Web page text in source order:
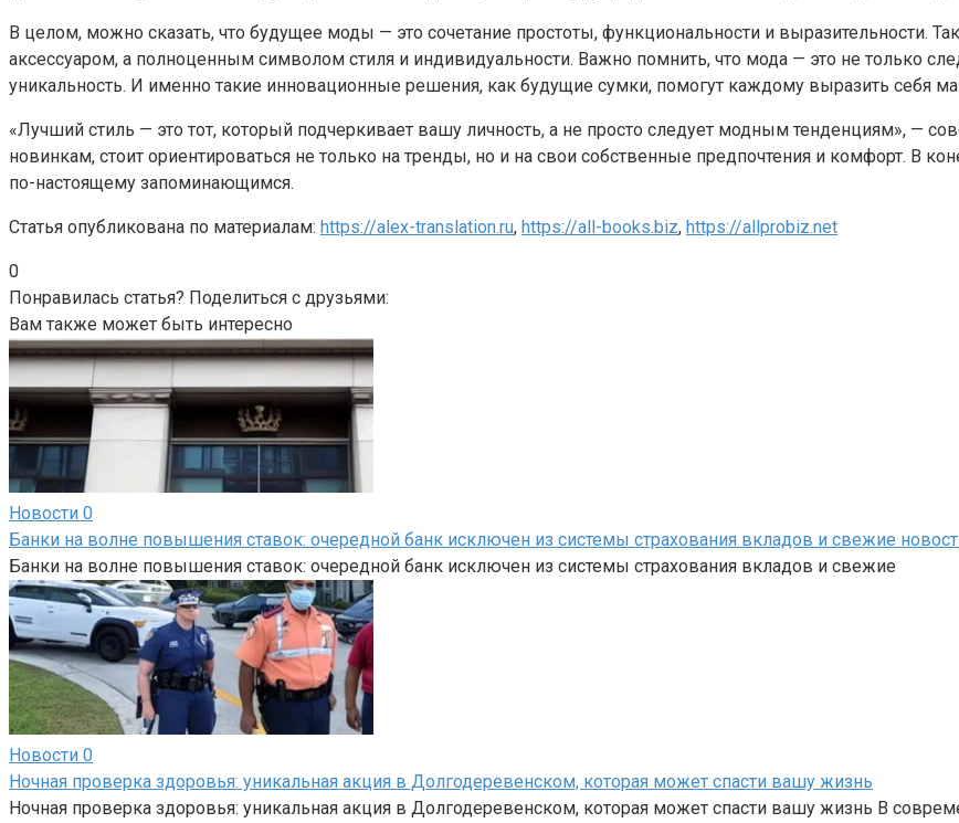
В целом, можно сказать, что будущее моды — это сочетание простоты, функциональности и выразительности.
аксессуаром, а полноценным символом стиля и индивидуальности. Важно помнить, что мода — это не только
уникальность. И именно такие инновационные решения, как будущие сумки, помогут каждому выразить себя
«Лучший стиль — это тот, который подчеркивает вашу личность, а не просто следует модным тенденциям», —
новинкам, стоит ориентироваться не только на тренды, но и на свои собственные предпочтения и комфорт. В
по-настоящему запоминающимся.
Статья опубликована по материалам: https://alex-translation.ru, https://all-books.biz, https://allprobiz.net
0
Понравилась статья? Поделиться с друзьями:
Вам также может быть интересно
Новости 0
Банки на волне повышения ставок: очередной банк исключен из системы страхования вкладов и свежие
Банки на волне повышения ставок: очередной банк исключен из системы страхования вкладов и свежие
Новости 0
Ночная проверка здоровья: уникальная акция в Долгодеревенском, которая может спасти вашу жизнь
Ночная проверка здоровья: уникальная акция в Долгодеревенском, которая может спасти вашу жизнь В